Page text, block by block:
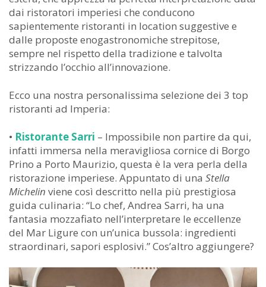
dai ristoratori imperiesi che conducono
sapientemente ristoranti in location suggestive e
dalle proposte enogastronomiche strepitose,
sempre nel rispetto della tradizione e talvolta
strizzando l’occhio all’innovazione.
Ecco una nostra personalissima selezione dei 3 top
ristoranti ad Imperia:
• Ristorante Sarri – Impossibile non partire da qui,
infatti immersa nella meravigliosa cornice di Borgo
Prino a Porto Maurizio, questa è la vera perla della
ristorazione imperiese. Appuntato di una Stella
Michelin viene così descritto nella più prestigiosa
guida culinaria: “Lo chef, Andrea Sarri, ha una
fantasia mozzafiato nell’interpretare le eccellenze
del Mar Ligure con un’unica bussola: ingredienti
straordinari, sapori esplosivi.” Cos’altro aggiungere?